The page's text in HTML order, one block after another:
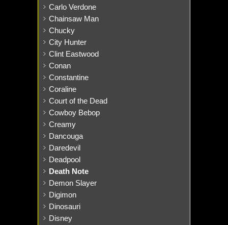
Carlo Verdone
Chainsaw Man
Chucky
City Hunter
Clint Eastwood
Conan
Constantine
Coraline
Court of the Dead
Cowboy Bebop
Creamy
Dancouga
Daredevil
Deadpool
Death Note
Demon Slayer
Digimon
Dinosauri
Disney